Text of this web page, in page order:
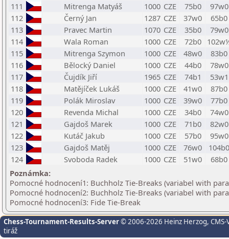
111
Mitrenga Matyáš 1000 CZE 75b0
97w0
112
Černý Jan 1287 CZE 37w0
65b0
113
Pravec Martin 1070 CZE 35b0
79w0
114
Wala Roman 1000 CZE 72b0
115
Mitrenga Szymon 1000 CZE 48w0
83b0
116
Bělocký Daniel 1000 CZE 44b0
78w0
117
Čujdík Jiří 1965 CZE 74b1
53w1
118
Matějíček Lukáš 1000 CZE 41w0
87b0
119
Polák Miroslav 1000 CZE 39w0
77b0
120
Revenda Michal 1000 CZE 34b0
74w0
121
Gajdoš Marek 1000 CZE 71b0
82w0
122
Kutáč Jakub 1000 CZE 57b0
95w0
123
Gajdoš Matěj 1000 CZE 76w0
104b0
124
Svoboda Radek 1000 CZE 51w0
68b0
Poznámka:
Pomocné hodnocení1: Buchholz Tie-Breaks (variabel with
Pomocné hodnocení2: Buchholz Tie-Breaks (variabel with
Pomocné hodnocení3: Fide Tie-Break
Chess-Tournament-Results-Server© 2006-2026 Heinz Herzog,
tiráž